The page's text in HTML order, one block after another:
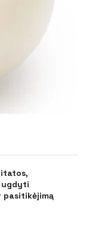
ugdyti
pasitikėjimą